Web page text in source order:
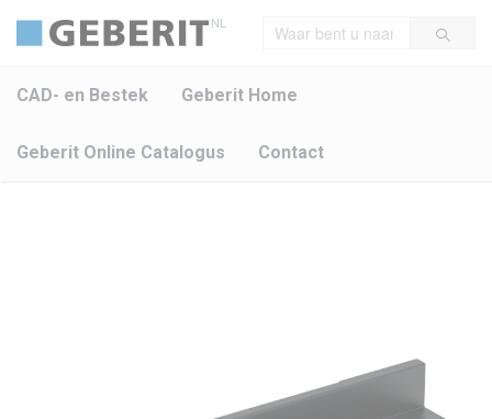
NL
CAD- en Bestek Geberit Home
Geberit Online Catalogus Contact